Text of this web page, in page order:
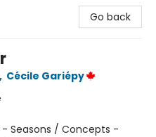
Go back
, Cécile Gariépy
Seasons / Concepts -